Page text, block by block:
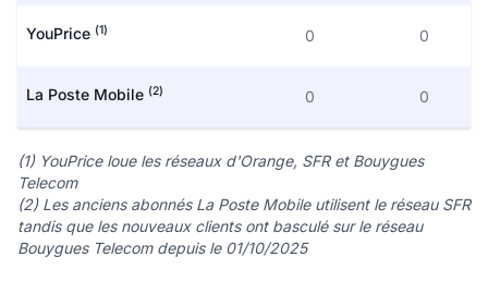
YouPrice (1) 0 0
La Poste Mobile (2) 0 0
(1) YouPrice loue les réseaux d'Orange, SFR et Bouygues
Telecom
(2) Les anciens abonnés La Poste Mobile utilisent le réseau SFR
tandis que les nouveaux clients ont basculé sur le réseau
Bouygues Telecom depuis le 01/10/2025